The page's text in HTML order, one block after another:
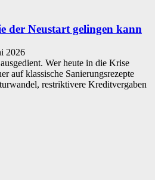
der Neustart gelingen kann
2026
Wer heute in die Krise
auf klassische Sanierungsrezepte
restriktivere Kreditvergaben